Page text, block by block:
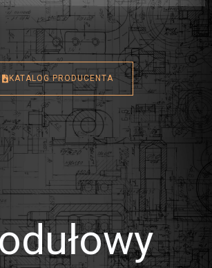
KATALOG PRODUCENTA